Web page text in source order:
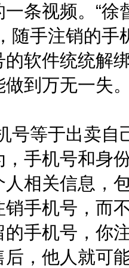
条视频。“徐
随手注销的
软件统统解
做到万无一失
等于出卖自
手机号和身
相关信息，
手机号，而
的手机号，你
，他人就可